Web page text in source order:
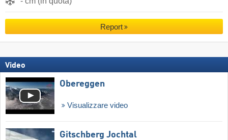
Report
Video
Obereggen
Visualizzare video
Gitschberg Jochtal